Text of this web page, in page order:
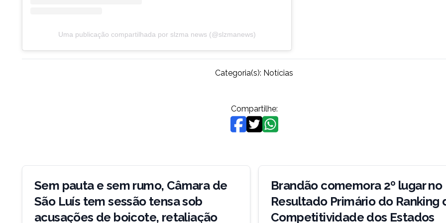
Uma publicação compartilhada por slzma news (@slzmanews)
Categoria(s): Notícias
Compartilhe:
Navegação
Sem pauta e sem rumo, Câmara de
São Luís tem sessão tensa sob
acusações de boicote, retaliação
Brandão comemora 2º lugar no
Resultado Primário do Ranking
Competitividade dos Estados